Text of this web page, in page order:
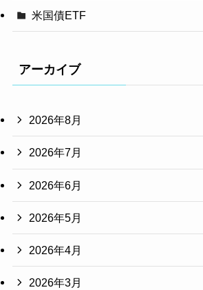
米国債ETF
アーカイブ
2026年8月
2026年7月
2026年6月
2026年5月
2026年4月
2026年3月